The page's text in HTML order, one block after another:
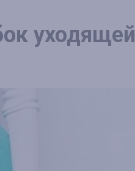
уходящей